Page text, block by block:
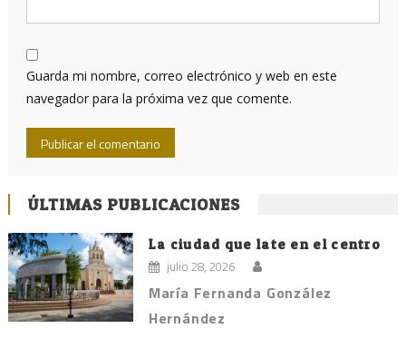
Guarda mi nombre, correo electrónico y web en este
navegador para la próxima vez que comente.
ÚLTIMAS PUBLICACIONES
La ciudad que late en el centro
julio 28, 2026
María Fernanda González
Hernández